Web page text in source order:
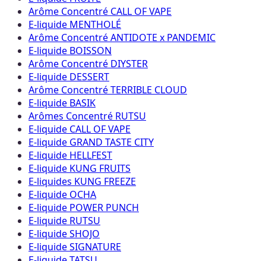
Arôme Concentré CALL OF VAPE
E-liquide MENTHOLÉ
Arôme Concentré ANTIDOTE x PANDEMIC
E-liquide BOISSON
Arôme Concentré DIYSTER
E-liquide DESSERT
Arôme Concentré TERRIBLE CLOUD
E-liquide BASIK
Arômes Concentré RUTSU
E-liquide CALL OF VAPE
E-liquide GRAND TASTE CITY
E-liquide HELLFEST
E-liquide KUNG FRUITS
E-liquides KUNG FREEZE
E-liquide OCHA
E-liquide POWER PUNCH
E-liquide RUTSU
E-liquide SHOJO
E-liquide SIGNATURE